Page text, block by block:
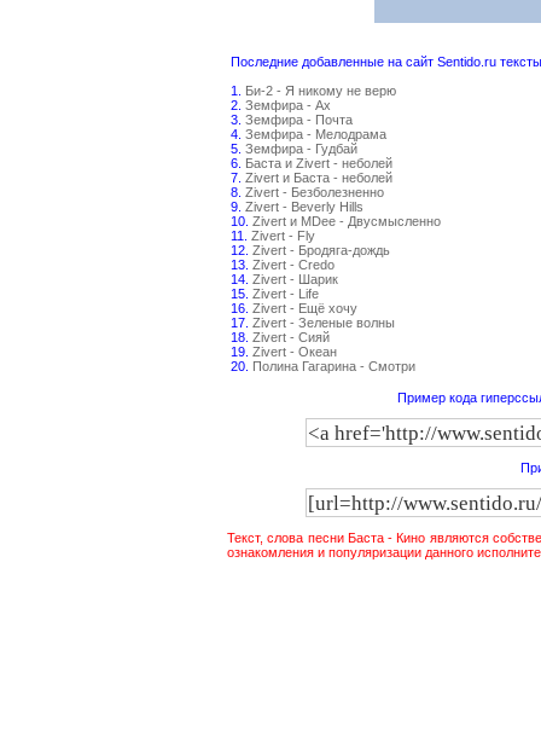
Последние добавленные на сайт Sentido.ru
1. Би-2 - Я никому не верю
2. Земфира - Ах
3. Земфира - Почта
4. Земфира - Мелодрама
5. Земфира - Гудбай
6. Баста и Zivert - неболей
7. Zivert и Баста - неболей
8. Zivert - Безболезненно
9. Zivert - Beverly Hills
10. Zivert и MDee - Двусмысленно
11. Zivert - Fly
12. Zivert - Бродяга-дождь
13. Zivert - Credo
14. Zivert - Шарик
15. Zivert - Life
16. Zivert - Ещё хочу
17. Zivert - Зеленые волны
18. Zivert - Сияй
19. Zivert - Океан
20. Полина Гагарина - Смотри
Пример кода
Текст, слова песни Баста - Кино являются
ознакомления и популяризации данного